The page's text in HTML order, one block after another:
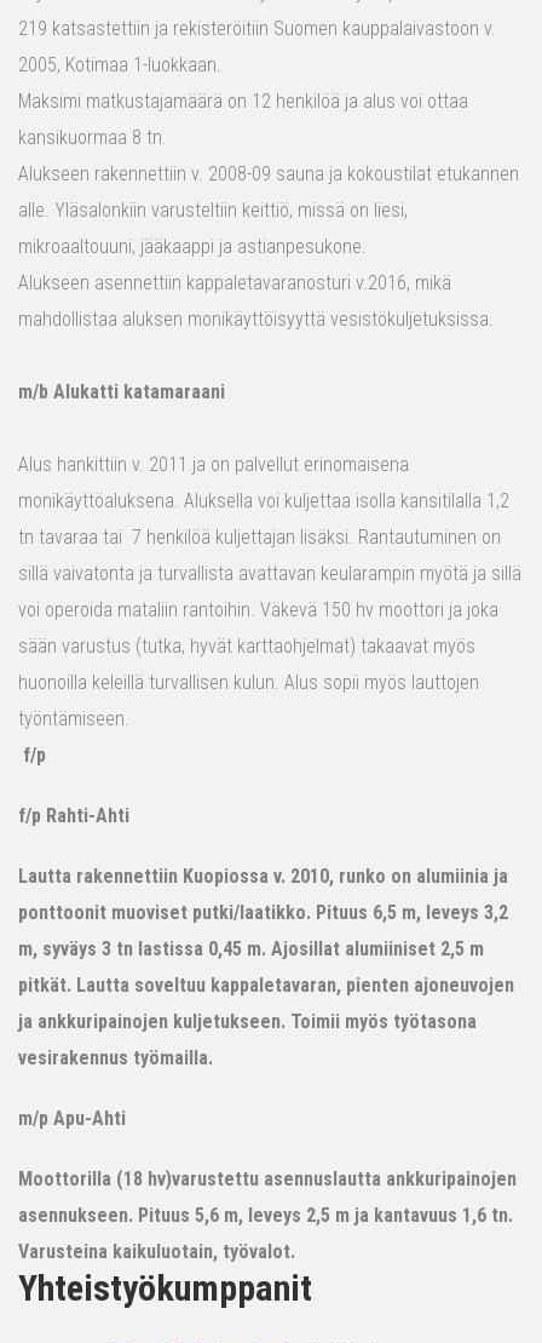
219 katsastettiin ja rekisteröitiin Suomen kauppalaivastoon v.
2005, Kotimaa 1-luokkaan.
Maksimi matkustajamäärä on 12 henkilöä ja alus voi ottaa
kansikuormaa 8 tn.
Alukseen rakennettiin v. 2008-09 sauna ja kokoustilat etukannen
alle. Yläsalonkiin varusteltiin keittiö, missä on liesi,
mikroaaltouuni, jääkaappi ja astianpesukone.
Alukseen asennettiin kappaletavaranosturi v.2016, mikä
mahdollistaa aluksen monikäyttöisyyttä vesistökuljetuksissa.
m/b Alukatti katamaraani
Alus hankittiin v. 2011 ja on palvellut erinomaisena
monikäyttöaluksena. Aluksella voi kuljettaa isolla kansitilalla 1,2
tn tavaraa tai 7 henkilöä kuljettajan lisäksi. Rantautuminen on
sillä vaivatonta ja turvallista avattavan keularampin myötä ja sillä
voi operoida mataliin rantoihin. Väkevä 150 hv moottori ja joka
sään varustus (tutka, hyvät karttaohjelmat) takaavat myös
huonoilla keleillä turvallisen kulun. Alus sopii myös lauttojen
työntämiseen.
f/p
f/p Rahti-Ahti
Lautta rakennettiin Kuopiossa v. 2010, runko on alumiinia ja
ponttoonit muoviset putki/laatikko. Pituus 6,5 m, leveys 3,2
m, syväys 3 tn lastissa 0,45 m. Ajosillat alumiiniset 2,5 m
pitkät. Lautta soveltuu kappaletavaran, pienten ajoneuvojen
ja ankkuripainojen kuljetukseen. Toimii myös työtasona
vesirakennus työmailla.
m/p Apu-Ahti
Moottorilla (18 hv)varustettu asennuslautta ankkuripainojen
asennukseen. Pituus 5,6 m, leveys 2,5 m ja kantavuus 1,6 tn.
Varusteina kaikuluotain, työvalot.
Yhteistyökumppanit